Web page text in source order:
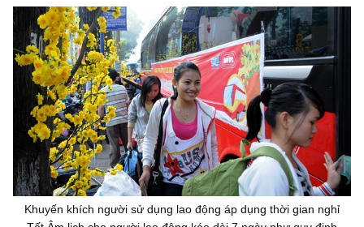
Kinh tế tư nhân
Doanh nghiệp dân tộc
Khác
Video
Photo
Khuyến khích người sử dụng lao động áp dụng thời gian nghỉ